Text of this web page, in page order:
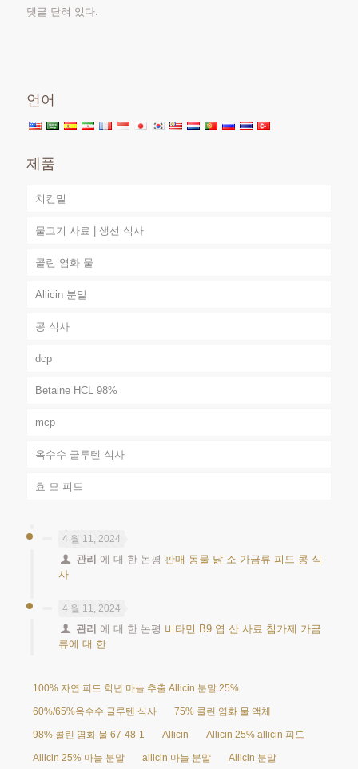
댓글 닫혀 있다.
언어
제품
치킨밀
물고기 사료 | 생선 식사
콜린 염화 물
Allicin 분말
콩 식사
dcp
Betaine HCL 98%
mcp
옥수수 글루텐 식사
효 모 피드
4 월 11, 2024
관리 에 대 한 논평 판매 동물 닭 소 가금류 피드 콩 식
사
4 월 11, 2024
관리 에 대 한 논평 비타민 B9 엽 산 사료 첨가제 가금
류에 대 한
100% 자연 피드 학년 마늘 추출 Allicin 분말 25%
60%/65%옥수수 글루텐 식사 75% 콜린 염화 물 액체
98% 콜린 염화 물 67-48-1 Allicin Allicin 25% allicin 피드
Allicin 25% 마늘 분말 allicin 마늘 분말 Allicin 분말